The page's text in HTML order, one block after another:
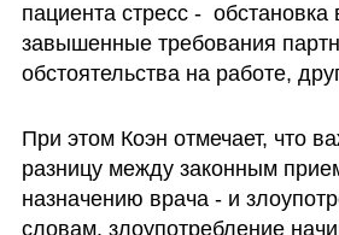
пациента стресс -  обстановка
завышенные требования
обстоятельства на работе,
При этом Коэн отмечает, что
разницу между законным
назначению врача - и
словам, злоупотребление